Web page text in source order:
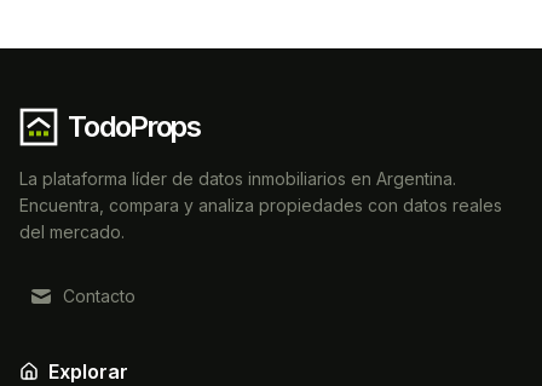
TodoProps
La plataforma líder de datos inmobiliarios en Argentina.
Encuentra, compara y analiza propiedades con datos reales
del mercado.
Contacto
Explorar